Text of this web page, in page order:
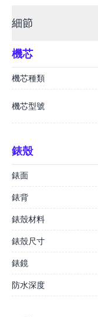
細節
機芯
機芯種類
機芯型號
錶殼
錶面
錶背
錶殼材料
錶殼尺寸
錶鏡
防水深度